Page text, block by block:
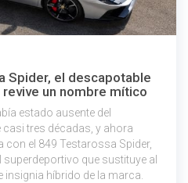
Spider, el descapotable
un nombre mítico
estado ausente del
tres décadas, y ahora
el 849 Testarossa Spider,
que sustituye al
insignia híbrido de la marca.